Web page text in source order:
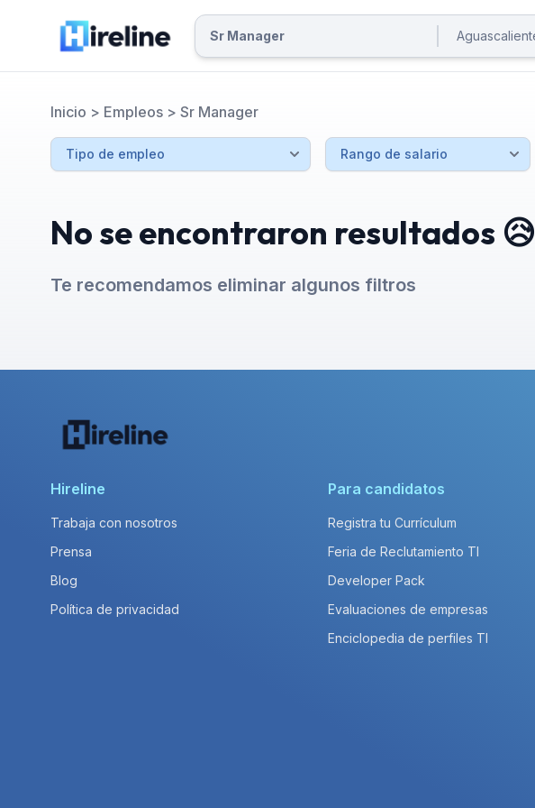
Inicio > Empleos > Sr Manager
No se encontraron resultados 😥
Te recomendamos eliminar algunos filtros
Hireline
Trabaja con nosotros
Prensa
Blog
Política de privacidad
Para candidatos
Registra tu Currículum
Feria de Reclutamiento TI
Developer Pack
Evaluaciones de empresas
Enciclopedia de perfiles TI